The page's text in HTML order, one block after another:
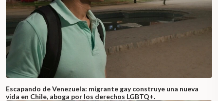
Escapando de Venezuela: migrante gay construye una nueva
vida en Chile, aboga por los derechos LGBTQ+.